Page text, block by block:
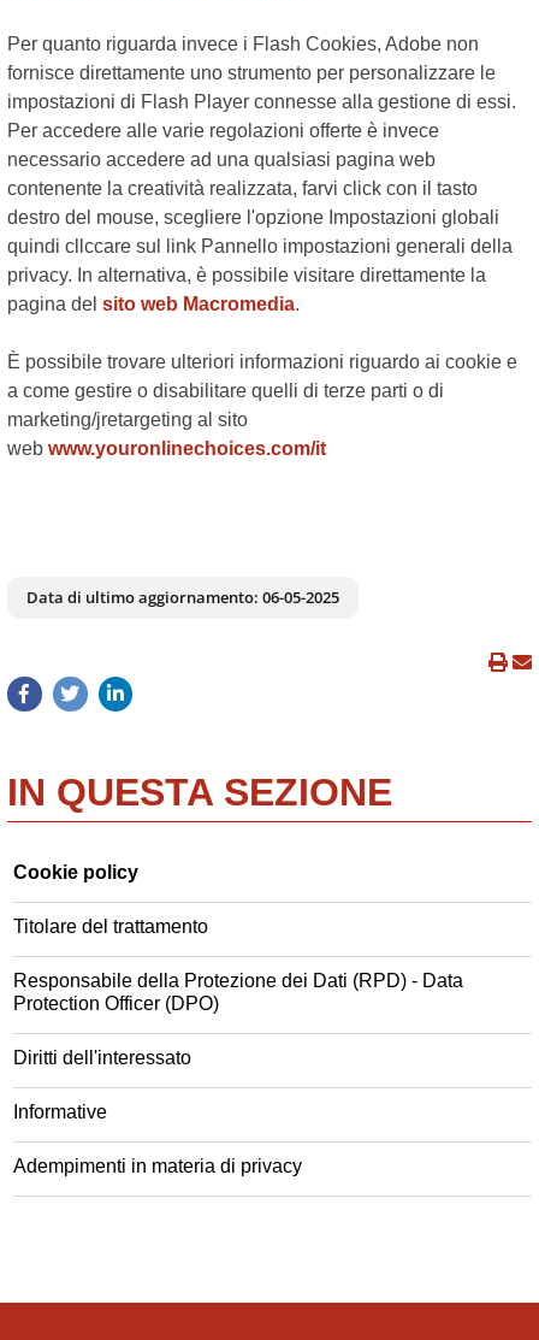
Per quanto riguarda invece i Flash Cookies, Adobe non
fornisce direttamente uno strumento per personalizzare le
impostazioni di Flash Player connesse alla gestione di essi.
Per accedere alle varie regolazioni offerte è invece
necessario accedere ad una qualsiasi pagina web
contenente la creatività realizzata, farvi click con il tasto
destro del mouse, scegliere l'opzione Impostazioni globali
quindi cllccare sul link Pannello impostazioni generali della
privacy. In alternativa, è possibile visitare direttamente la
pagina del sito web Macromedia.
È possibile trovare ulteriori informazioni riguardo ai cookie e
a come gestire o disabilitare quelli di terze parti o di
marketing/jretargeting al sito
web www.youronlinechoices.com/it
Data di ultimo aggiornamento: 06-05-2025
IN QUESTA SEZIONE
Cookie policy
Titolare del trattamento
Responsabile della Protezione dei Dati (RPD) - Data
Protection Officer (DPO)
Diritti dell'interessato
Informative
Adempimenti in materia di privacy